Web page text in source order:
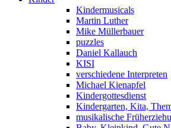
Kindermusicals
Martin Luther
Mike Müllerbauer
puzzles
Daniel Kallauch
KISI
verschiedene Interpreten
Michael Kienapfel
Kindergottesdienst
Kindergarten, Kita,
musikalische